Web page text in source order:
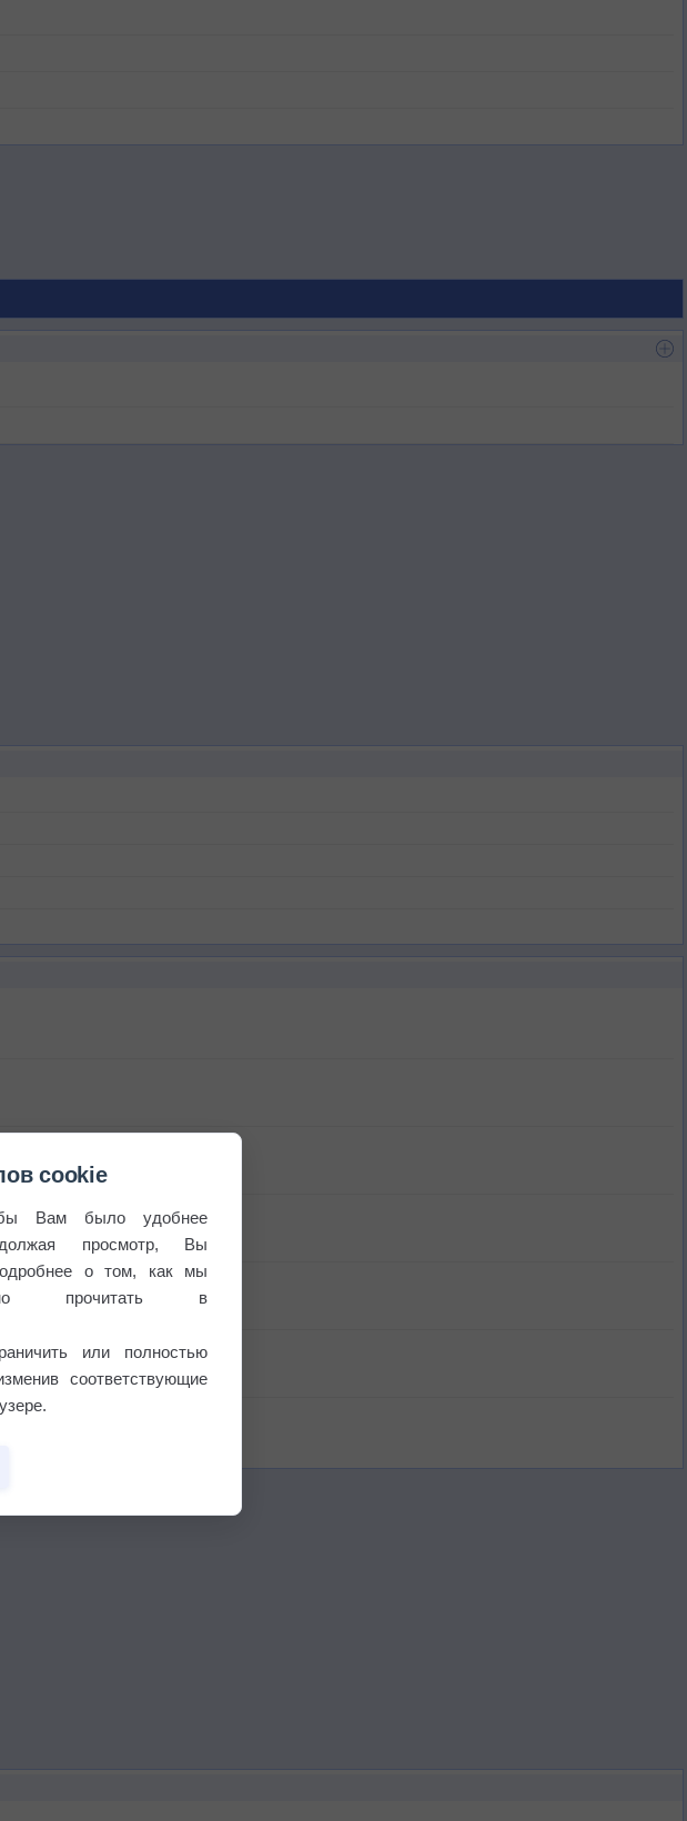
cookie
Вам было удобнее
просмотр, Вы
о том, как мы
прочитать в
или полностью
соответствующие